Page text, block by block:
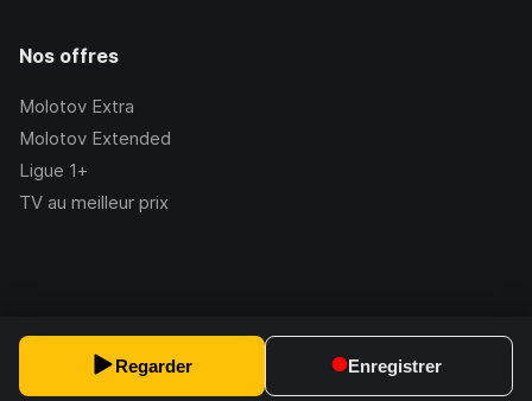
Regarder Enregistrer
Nos offres
Molotov Extra
Molotov Extended
Ligue 1+
TV au meilleur prix
2.228.1